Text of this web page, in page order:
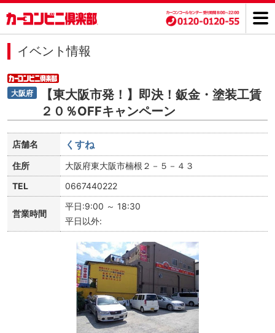
イベント情報
大阪府
【東大阪市発！】即決！鈑金・塗装工賃
２０％OFFキャンペーン
店舗名 くすね
住所
大阪府東大阪市楠根２－５－４３
TEL
0667440222
営業時間
平日:9:00 ～ 18:30
平日以外: